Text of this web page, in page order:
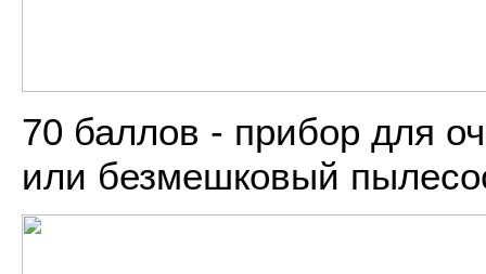
70 баллов - прибор для
или безмешковый